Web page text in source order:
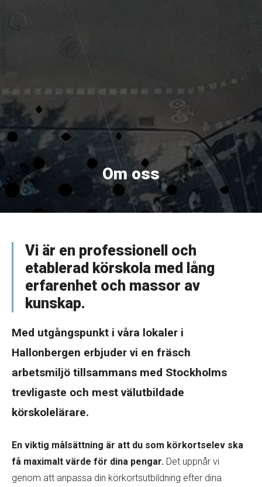
Om oss
Vi är en professionell och
etablerad körskola med lång
erfarenhet och massor av
kunskap.
Med utgångspunkt i våra lokaler i
Hallonbergen erbjuder vi en fräsch
arbetsmiljö tillsammans med Stockholms
trevligaste och mest välutbildade
körskolelärare.
En viktig målsättning är att du som körkortselev ska
få maximalt värde för dina pengar. Det uppnår vi
genom att anpassa din körkortsutbildning efter dina